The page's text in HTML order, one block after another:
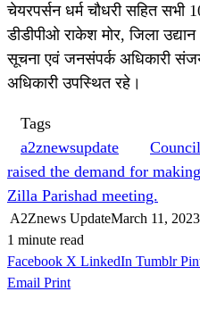
चेयरपर्सन धर्म चौधरी सहित सभी
डीडीपीओ राकेश मोर, जिला
सूचना एवं जनसंपर्क अधिकारी
अधिकारी उपस्थित रहे।
Tags
a2znewsupdate
raised the demand for
Zilla Parishad meeting.
A2Znews UpdateMarch 11, 2023
1 minute read
Facebook X LinkedIn Tumblr
Email Print